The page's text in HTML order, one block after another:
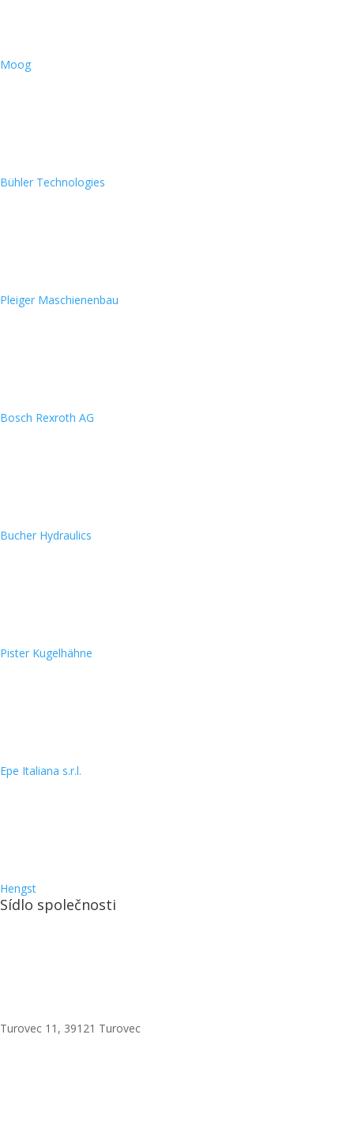
Moog
Bühler Technologies
Pleiger Maschienenbau
Bosch Rexroth AG
Bucher Hydraulics
Pister Kugelhähne
Epe Italiana s.r.l.
Hengst
Sídlo společnosti
Turovec 11, 39121 Turovec